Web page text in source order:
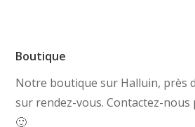
Boutique
Notre boutique sur Halluin, près
sur rendez-vous. Contactez-
🙂